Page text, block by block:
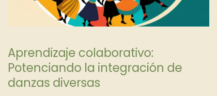
Aprendizaje colaborativo:
Potenciando la integración de
danzas diversas